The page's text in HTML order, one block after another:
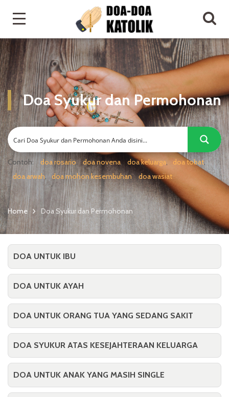
Doa Syukur dan Permohonan
Contoh: doa rosario doa novena doa keluarga
doa tobat
doa arwah
doa mohon kesembuhan doa wasiat
Home Doa Syukur dan Permohonan
DOA UNTUK IBU
DOA UNTUK AYAH
DOA UNTUK ORANG TUA YANG SEDANG SAKIT
DOA SYUKUR ATAS KESEJAHTERAAN KELUARGA
DOA UNTUK ANAK YANG MASIH SINGLE